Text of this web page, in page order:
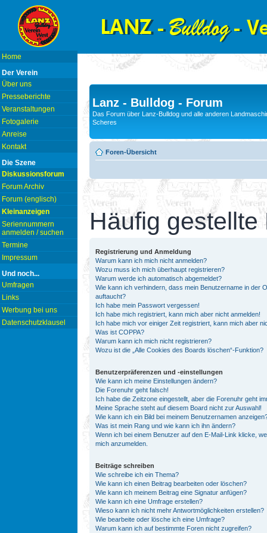
Home
Der Verein
Über uns
Presseberichte
Veranstaltungen
Fotogalerie
Anreise
Kontakt
Die Szene
Diskussionsforum
Forum Archiv
Forum (englisch)
Kleinanzeigen
Seriennummern
anmelden / suchen
Termine
Impressum
Und noch...
Umfragen
Links
Werbung bei uns
Datenschutzklausel
Lanz - Bulldog - Forum
Das Forum über Lanz-Bulldog und alle anderen
Scheres
Foren-Übersicht
Häufig gestellte
Registrierung und Anmeldung
Warum kann ich mich nicht anmelden?
Wozu muss ich mich überhaupt registrieren?
Warum werde ich automatisch abgemeldet?
Wie kann ich verhindern, dass mein Benutzername in der
auftaucht?
Ich habe mein Passwort vergessen!
Ich habe mich registriert, kann mich aber nicht anmelden!
Ich habe mich vor einiger Zeit registriert, kann mich aber
Was ist COPPA?
Warum kann ich mich nicht registrieren?
Wozu ist die „Alle Cookies des Boards löschen“-Funktion?
Benutzerpräferenzen und -einstellungen
Wie kann ich meine Einstellungen ändern?
Die Forenuhr geht falsch!
Ich habe die Zeitzone eingestellt, aber die Forenuhr geht
Meine Sprache steht auf diesem Board nicht zur Auswahl!
Wie kann ich ein Bild bei meinem Benutzernamen
Was ist mein Rang und wie kann ich ihn ändern?
Wenn ich bei einem Benutzer auf den E-Mail-Link klicke,
mich anzumelden.
Beiträge schreiben
Wie schreibe ich ein Thema?
Wie kann ich einen Beitrag bearbeiten oder löschen?
Wie kann ich meinem Beitrag eine Signatur anfügen?
Wie kann ich eine Umfrage erstellen?
Wieso kann ich nicht mehr Antwortmöglichkeiten erstellen?
Wie bearbeite oder lösche ich eine Umfrage?
Warum kann ich auf bestimmte Foren nicht zugreifen?